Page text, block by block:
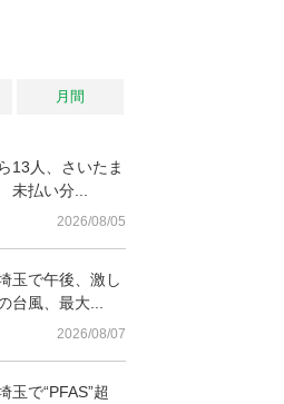
月間
13人、さいたま
払い分...
2026/08/05
玉で午後、激し
風、最大...
2026/08/07
で“PFAS”超